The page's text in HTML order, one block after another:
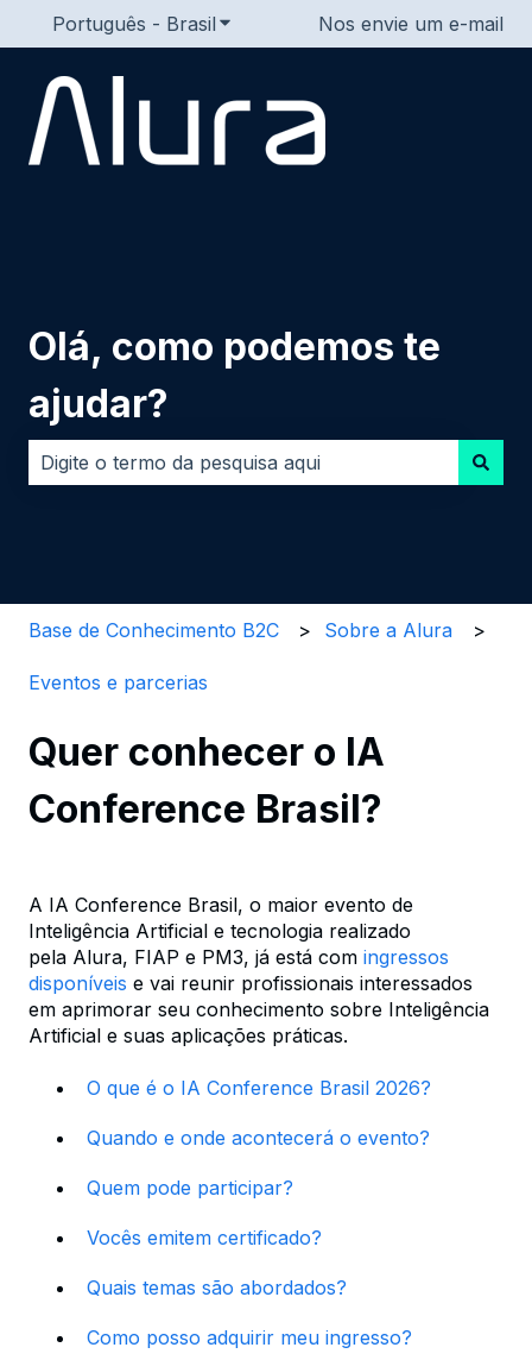
Português - Brasil Mostrar submenu para traduções
Nos envie um e-mail
Olá, como podemos te
ajudar?
Base de Conhecimento B2C Sobre a Alura
Eventos e parcerias
Quer conhecer o IA
Conference Brasil?
A IA Conference Brasil, o maior evento de
Inteligência Artificial e tecnologia realizado
pela Alura, FIAP e PM3, já está com ingressos
disponíveis e vai reunir profissionais interessados
em aprimorar seu conhecimento sobre Inteligência
Artificial e suas aplicações práticas.
O que é o IA Conference Brasil 2026?
Quando e onde acontecerá o evento?
Quem pode participar?
Vocês emitem certificado?
Quais temas são abordados?
Como posso adquirir meu ingresso?